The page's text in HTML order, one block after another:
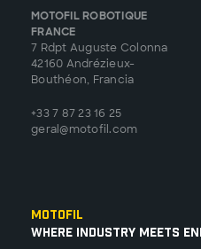
MOTOFIL ROBOTIQUE
FRANCE
7 Rdpt Auguste Colonna
42160 Andrézieux-
Bouthéon, Francia
+33 7 87 23 16 25
geral@motofil.com
Motofil
Where Industry Meets